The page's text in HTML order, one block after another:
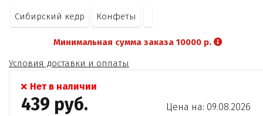
Сибирский кедр Конфеты
Минимальная сумма заказа 10000 р.
Условия доставки и оплаты
Нет в наличии
439 руб. Цена на: 09.08.2026